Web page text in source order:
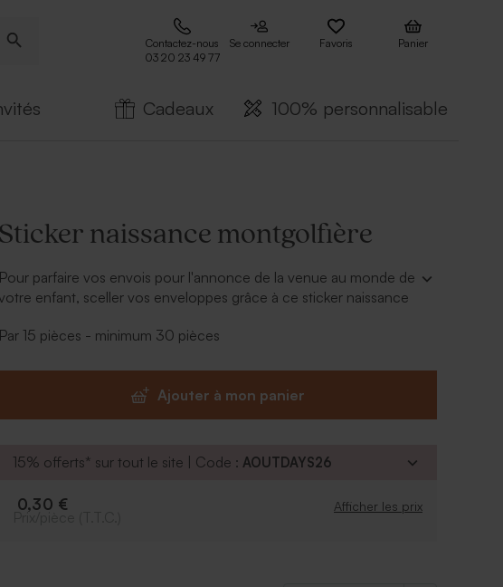
Contactez-nous
03 20 23 49 77
Se connecter Favoris Panier
Cadeaux 100% personnalisable
Sticker naissance montgolfière
Pour parfaire vos envois pour l'annonce de la venue au monde de
enfant, sceller vos enveloppes grâce à ce sticker naissance
Vous pouvez également habiller vos cadeaux invités de ce même
Par 15 pièces - minimum 30 pièces
Ajouter à mon panier
15% offerts* sur tout le site | Code :AOUTDAYS26
0,30 € Afficher les prix